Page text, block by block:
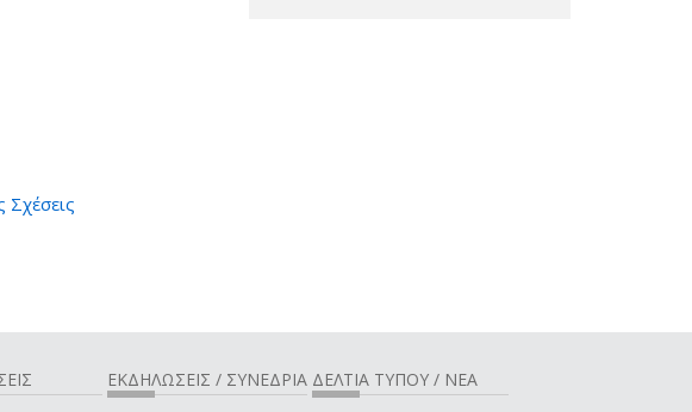
ΕΚΔΗΛΩΣΕΙΣ / ΣΥΝΕΔΡΙΑ ΔΕΛΤΙΑ ΤΥΠΟΥ / ΝΕΑ